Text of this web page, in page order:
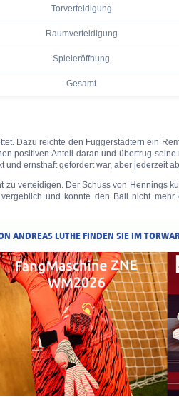
Torverteidigung
Raumverteidigung
Spieleröffnung
Gesamt
Dazu reichte den Fuggerstädtern ein
positiven Anteil daran und übertrug
und ernsthaft gefordert war, aber jederzeit
zu verteidigen. Der Schuss von Hennings
und konnte den Ball nicht mehr